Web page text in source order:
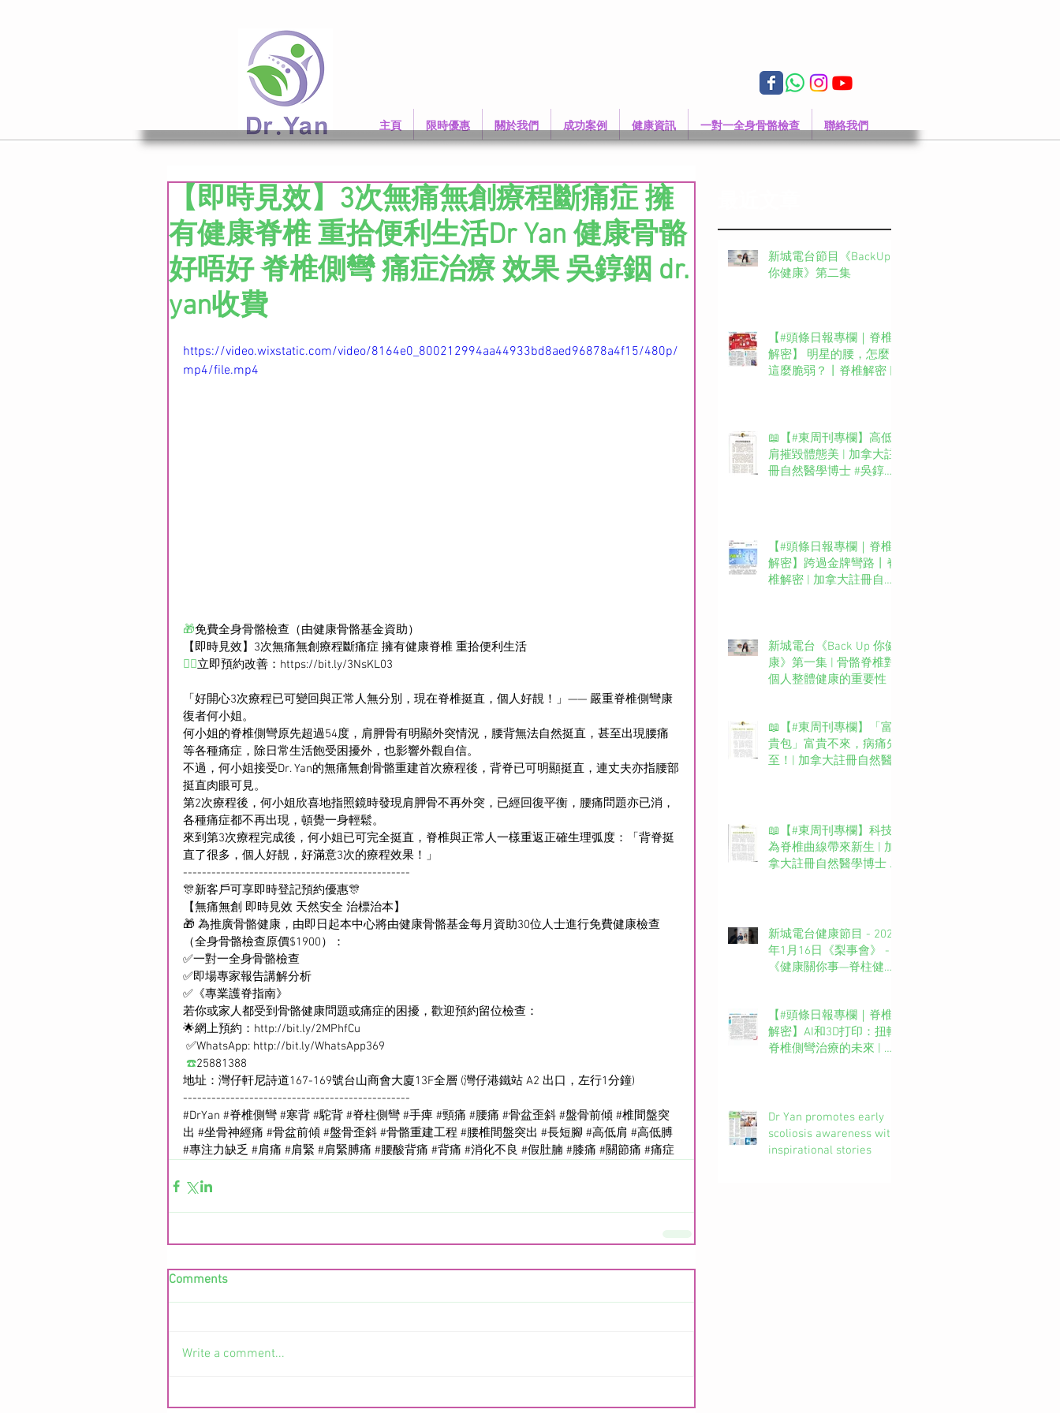
主頁 限時優惠 關於我們 成功案例 健康資訊 一對一全身骨骼檢查 聯絡我們
【即時見效】3次無痛無創療程斷痛症 擁
有健康脊椎 重拾便利生活Dr Yan 健康骨骼
好唔好 脊椎側彎 痛症治療 效果 吳錞銦 dr.
yan收費
https://video.wixstatic.com/video/8164e0_800212994aa44933bd8aed96878a4f15/480p/
mp4/file.mp4
🎁免費全身骨骼檢查（由健康骨骼基金資助）
【即時見效】3次無痛無創療程斷痛症 擁有健康脊椎 重拾便利生活
👉🏻立即預約改善： https://bit.ly/3NsKL03
「好開心3次療程已可變回與正常人無分別，現在脊椎挺直，個人好靚！」—— 嚴重脊椎側彎康
復者何小姐。
何小姐的脊椎側彎原先超過54度，肩胛骨有明顯外突情況，腰背無法自然挺直，甚至出現腰痛
等各種痛症，除日常生活飽受困擾外，也影響外觀自信。
不過，何小姐接受Dr. Yan的無痛無創骨骼重建首次療程後，背脊已可明顯挺直，連丈夫亦指腰部
挺直肉眼可見。
第2次療程後，何小姐欣喜地指照鏡時發現肩胛骨不再外突，已經回復平衡，腰痛問題亦已消，
各種痛症都不再出現，頓覺一身輕鬆。
來到第3次療程完成後，何小姐已可完全挺直，脊椎與正常人一樣重返正確生理弧度：「背脊挺
直了很多，個人好靚，好滿意3次的療程效果！」
------------------------------------------------
🎊新客戶可享即時登記預約優惠🎊
【無痛無創 即時見效 天然安全 治標治本】
🎁 為推廣骨骼健康，由即日起本中心將由健康骨骼基金每月資助30位人士進行免費健康檢查
（全身骨骼檢查原價$1900）：
✅一對一全身骨骼檢查
✅即場專家報告講解分析
✅《專業護脊指南》
若你或家人都受到骨骼健康問題或痛症的困擾，歡迎預約留位檢查：
🌟網上預約： http://bit.ly/2MPhfCu
✅WhatsApp: http://bit.ly/WhatsApp369
☎️25881388
地址：灣仔軒尼詩道167-169號台山商會大廈13F全層 (灣仔港鐵站 A2 出口，左行1分鐘)
------------------------------------------------
#DrYan #脊椎側彎 #寒背 #駝背 #脊柱側彎 #手痺 #頸痛 #腰痛 #骨盆歪斜 #盤骨前傾 #椎間盤突
出 #坐骨神經痛 #骨盆前傾 #盤骨歪斜 #骨骼重建工程 #腰椎間盤突出 #長短腳 #高低肩 #高低膊
#專注力缺乏 #肩痛 #肩緊 #肩緊膊痛 #腰酸背痛 #背痛 #消化不良 #假肚腩 #膝痛 #關節痛 #痛症
Comments
Write a comment...
新城電台節目《BackUp
你健康》第二集
【#頭條日報專欄｜脊椎
解密】 明星的腰，怎麼
這麼脆弱？丨脊椎解密 |
📖【#東周刊專欄】高低
肩摧毀體態美 | 加拿大註
冊自然醫學博士 #吳錞銦
【#頭條日報專欄｜脊椎
解密】跨過金牌彎路丨脊
椎解密 | 加拿大註冊自然
新城電台《Back Up 你健
康》第一集 | 骨骼脊椎對
個人整體健康的重要性
📖【#東周刊專欄】「富
貴包」富貴不來，病痛先
至！| 加拿大註冊自然醫
📖【#東周刊專欄】科技
為脊椎曲線帶來新生 | 加
拿大註冊自然醫學博士 #
新城電台健康節目 - 2025
年1月16日《梨事會》 -
《健康關你事—脊柱健康
台長 葉文輝Barry Ip (啤
梨）嘉賓主持：吳錞銦博
士Dr. Yan
【#頭條日報專欄｜脊椎
解密】AI和3D打印：扭轉
脊椎側彎治療的未來 | 脊
Dr Yan promotes early
scoliosis awareness with
inspirational stories